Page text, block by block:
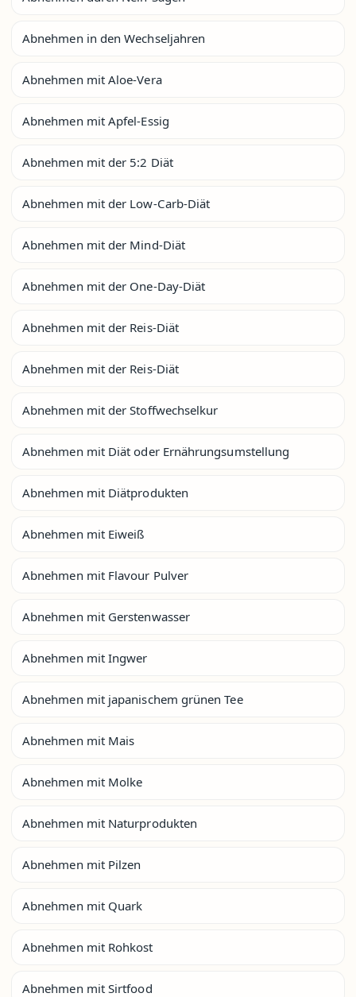
Abnehmen in den Wechseljahren
Abnehmen mit Aloe-Vera
Abnehmen mit Apfel-Essig
Abnehmen mit der 5:2 Diät
Abnehmen mit der Low-Carb-Diät
Abnehmen mit der Mind-Diät
Abnehmen mit der One-Day-Diät
Abnehmen mit der Reis-Diät
Abnehmen mit der Reis-Diät
Abnehmen mit der Stoffwechselkur
Abnehmen mit Diät oder Ernährungsumstellung
Abnehmen mit Diätprodukten
Abnehmen mit Eiweiß
Abnehmen mit Flavour Pulver
Abnehmen mit Gerstenwasser
Abnehmen mit Ingwer
Abnehmen mit japanischem grünen Tee
Abnehmen mit Mais
Abnehmen mit Molke
Abnehmen mit Naturprodukten
Abnehmen mit Pilzen
Abnehmen mit Quark
Abnehmen mit Rohkost
Abnehmen mit Sirtfood